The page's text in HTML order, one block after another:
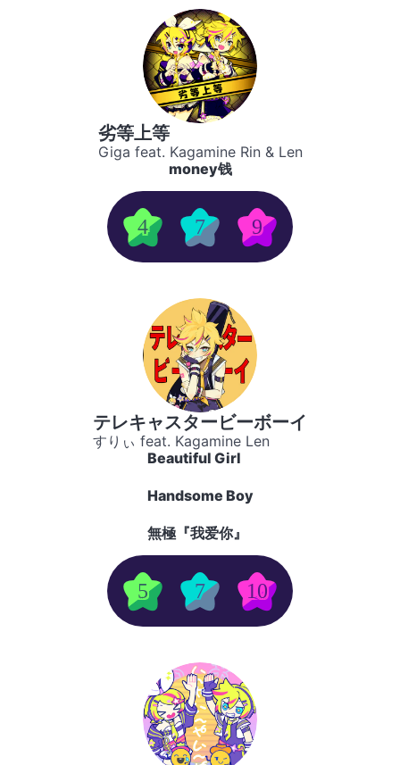
劣等上等
Giga feat. Kagamine Rin & Len
money钱
4 7 9
テレキャスタービーボーイ
すりぃ feat. Kagamine Len
Beautiful Girl
Handsome Boy
無極『我爱你』
5 7 10